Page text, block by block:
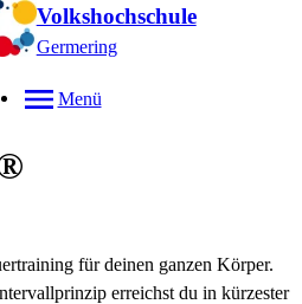
Volkshochschule
Germering
Menü
für deinen ganzen Körper.
erreichst du in kürzester